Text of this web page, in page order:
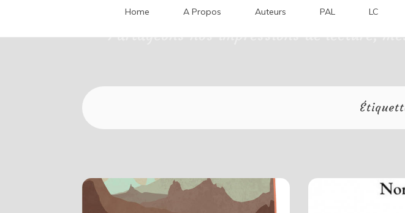
Partageons nos impressions de lecture,
Home A Propos Auteurs PAL LC